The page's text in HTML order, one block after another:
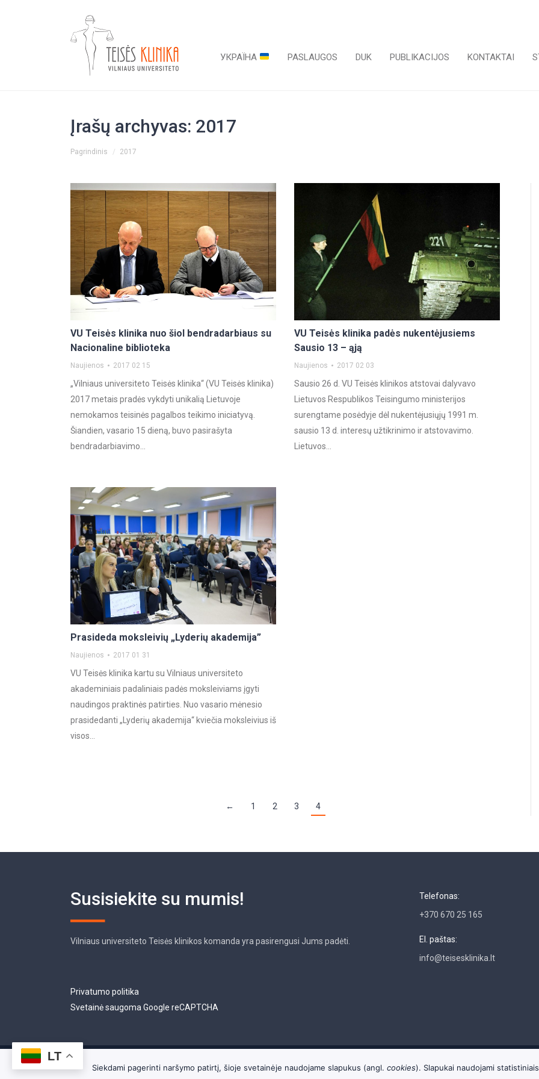
УКРАЇНА PASLAUGOS DUK PUBLIKACIJOS KONTAKTAI
Įrašų archyvas: 2017
You are here:
Pagrindinis 2017
VU Teisės klinika nuo šiol bendradarbiaus su
Nacionaline biblioteka
Naujienos 2017 02 15
„Vilniaus universiteto Teisės klinika“ (VU Teisės klinika)
2017 metais pradės vykdyti unikalią Lietuvoje
nemokamos teisinės pagalbos teikimo iniciatyvą.
Šiandien, vasario 15 dieną, buvo pasirašyta
bendradarbiavimo…
VU Teisės klinika padės nukentėjusiems
Sausio 13 – ąją
Naujienos 2017 02 03
Sausio 26 d. VU Teisės klinikos atstovai dalyvavo
Lietuvos Respublikos Teisingumo ministerijos
surengtame posėdyje dėl nukentėjusiųjų 1991 m.
sausio 13 d. interesų užtikrinimo ir atstovavimo.
Lietuvos…
Prasideda moksleivių „Lyderių akademija”
Naujienos 2017 01 31
VU Teisės klinika kartu su Vilniaus universiteto
akademiniais padaliniais padės moksleiviams įgyti
naudingos praktinės patirties. Nuo vasario mėnesio
prasidedanti „Lyderių akademija“ kviečia moksleivius iš
visos…
← 1 2 3 4
Susisiekite su mumis!
Vilniaus universiteto Teisės klinikos komanda yra pasirengusi Jums padėti.
Telefonas:
+370 670 25 165
El. paštas:
info@teisesklinika.lt
Privatumo politika
Svetainė saugoma Google reCAPTCHA
LT
Siekdami pagerinti naršymo patirtį, šioje svetainėje naudojame slapukus (angl. cookies). Slapukai naudojami